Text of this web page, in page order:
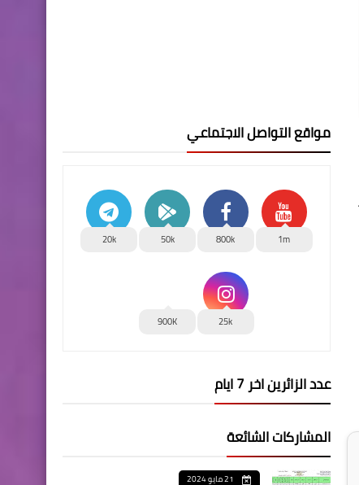
مواقع التواصل الاجتماعي
1m
800k
50k
20k
25k
900K
عدد الزائرين اخر 7 ايام
المشاركات الشائعة
21 مايو 2024